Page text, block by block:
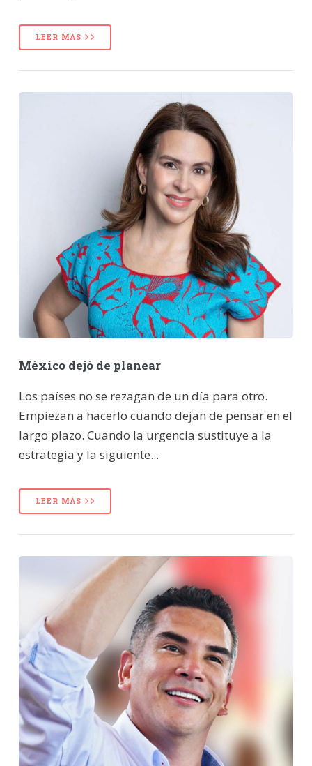
LEER MÁS
México dejó de planear
Los países no se rezagan de un día para otro.
Empiezan a hacerlo cuando dejan de pensar en el
largo plazo. Cuando la urgencia sustituye a la
estrategia y la siguiente...
LEER MÁS